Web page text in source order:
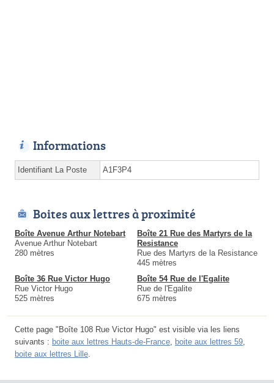
Informations
Identifiant La Poste A1F3P4
Boites aux lettres à proximité
Boîte Avenue Arthur Notebart
Avenue Arthur Notebart
280 mètres
Boîte 21 Rue des Martyrs de la
Resistance
Rue des Martyrs de la Resistance
445 mètres
Boîte 36 Rue Victor Hugo
Rue Victor Hugo
525 mètres
Boîte 54 Rue de l'Egalite
Rue de l'Egalite
675 mètres
Cette page "Boîte 108 Rue Victor Hugo" est visible via les liens
suivants : boite aux lettres Hauts-de-France, boite aux lettres 59,
boite aux lettres Lille.